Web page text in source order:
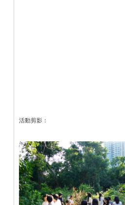
活動剪影：